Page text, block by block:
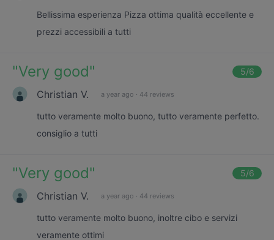
Bellissima esperienza Pizza ottima qualità eccellente e
prezzi accessibili a tutti
"Very good" 5/6
Christian V. a year ago · 44 reviews
tutto veramente molto buono, tutto veramente perfetto.
consiglio a tutti
"Very good" 5/6
Christian V. a year ago · 44 reviews
tutto veramente molto buono, inoltre cibo e servizi
veramente ottimi